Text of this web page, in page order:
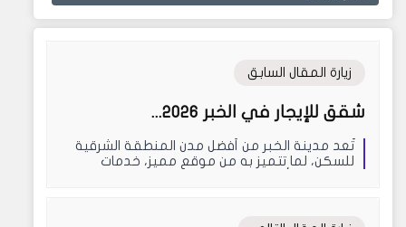
زيارة المقال السابق
شقق للإيجار في الخبر 2026...
تُعد مدينة الخبر من أفضل مدن المنطقة الشرقية
للسكن، لما تتميز به من موقع مميز، خدمات